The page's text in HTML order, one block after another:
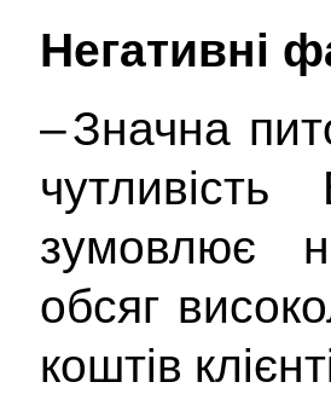
Негативні
‒ Значна
зумовлює
обсяг
коштів